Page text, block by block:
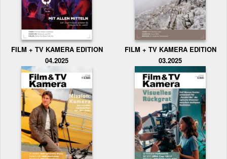
FILM + TV KAMERA EDITION
04.2025
FILM + TV KAMERA EDITION
03.2025